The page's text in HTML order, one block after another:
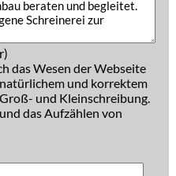
das Wesen der Webseite
und korrektem
und Kleinschreibung.
das Aufzählen von